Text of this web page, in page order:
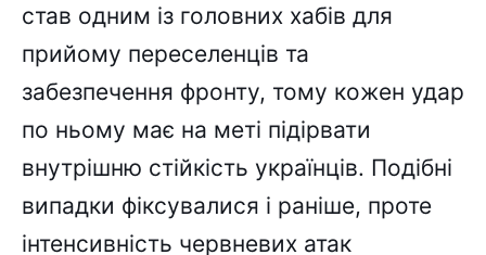
став одним із головних хабів для
прийому переселенців та
забезпечення фронту, тому кожен удар
по ньому має на меті підірвати
внутрішню стійкість українців. Подібні
випадки фіксувалися і раніше, проте
інтенсивність червневих атак